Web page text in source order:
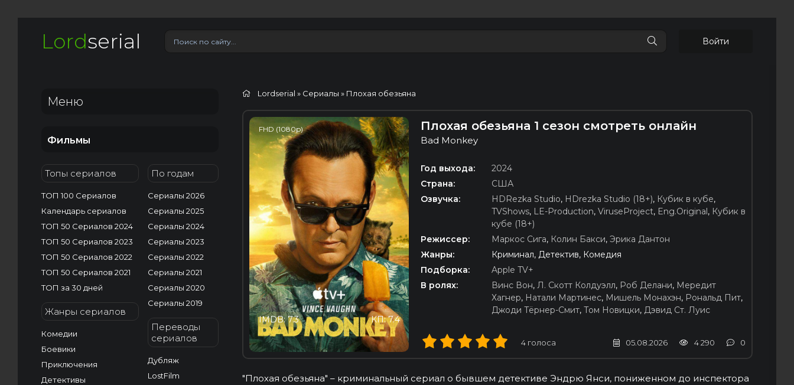
Lordserial Войти
Меню
Фильмы
Топы сериалов
ТОП 100 Сериалов
Календарь сериалов
ТОП 50 Сериалов 2024
ТОП 50 Сериалов 2023
ТОП 50 Сериалов 2022
ТОП 50 Сериалов 2021
ТОП за 30 дней
Жанры сериалов
Комедии
Боевики
Приключения
Детективы
По годам
Сериалы 2026
Сериалы 2025
Сериалы 2024
Сериалы 2023
Сериалы 2022
Сериалы 2021
Сериалы 2020
Сериалы 2019
Переводы
сериалов
Дубляж
LostFilm
Lordserial » Сериалы » Плохая обезьяна
FHD (1080p)
КП: 7.4
IMDB: 7.3
Плохая обезьяна 1 сезон смотреть онлайн
Bad Monkey
Год выхода:
2024
Страна:
США
Озвучка:
HDRezka Studio, HDrezka Studio (18+), Кубик в кубе,
TVShows, LE-Production, ViruseProject, Eng.Original, Кубик в
кубе (18+)
Режиссер:
Маркос Сига, Колин Бакси, Эрика Дантон
Жанры:
Криминал, Детектив, Комедия
Подборка:
Apple TV+
В ролях:
Винс Вон, Л. Скотт Колдуэлл, Роб Делани, Мередит
Хагнер, Натали Мартинес, Мишель Монахэн, Рональд Пит,
Джоди Тёрнер-Смит, Том Новицки, Дэвид Ст. Луис
4 голоса 05.08.2026 4 290 0
"Плохая обезьяна" – криминальный сериал о бывшем детективе Эндрю Янси, пониженном до инспектора